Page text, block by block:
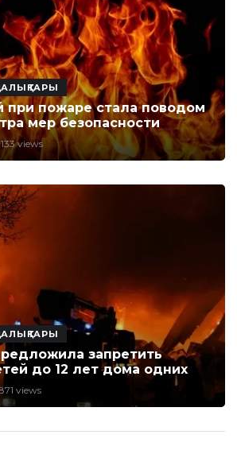
при пожаре стала поводом
мер безопасности
views
запретить
до 12 лет дома одних
views